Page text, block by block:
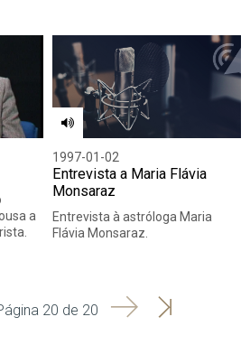
a
1997-01-02
Entrevista a Maria Flávia
Monsaraz
Entrevista à astróloga Maria
Flávia Monsaraz.
20 de 20 SeguinteÚltima